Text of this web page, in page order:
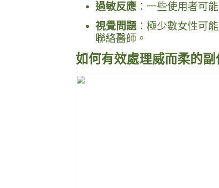
過敏反應 ：一些使用者可
視覺問題 ：極少數女性可
聯絡醫師。
如何有效處理威而柔的副